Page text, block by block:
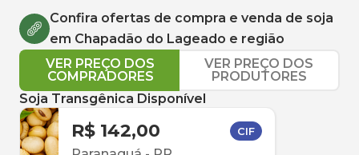
Confira ofertas de compra e venda de soja
em Chapadão do Lageado e região
VER PREÇO DOS
COMPRADORES
VER PREÇO DOS
PRODUTORES
Soja Transgênica Disponível
R$ 142,00 CIF